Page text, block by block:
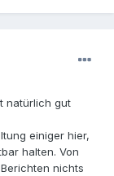
natürlich gut
einiger hier,
halten. Von
nichts